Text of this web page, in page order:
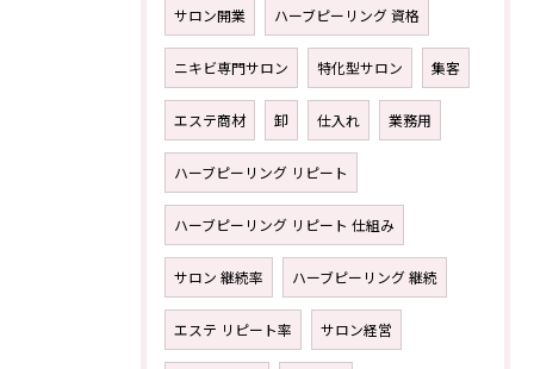
サロン開業 ハーブピーリング 資格
ニキビ専門サロン 特化型サロン 集客
エステ商材 卸 仕入れ 業務用
ハーブピーリング リピート
ハーブピーリング リピート 仕組み
サロン 継続率 ハーブピーリング 継続
エステ リピート率 サロン経営